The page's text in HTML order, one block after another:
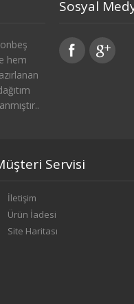
hem
Sosyal
Servisi
İletişim
Ürün İadesi
Site Haritası